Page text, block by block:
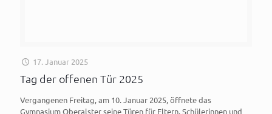
17. Januar 2025
Tag der offenen Tür 2025
Vergangenen Freitag, am 10. Januar 2025, öffnete das
Gymnasium Oberalster seine Türen für Eltern, Schülerinnen und